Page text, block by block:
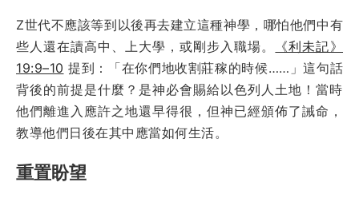
Z世代不應該等到以後再去建立這種神學，哪怕他們中有
些人還在讀高中、上大學，或剛步入職場。
《利未記》
19:9–10 提到：「在你們地收割莊稼的時候……」這句話
背後的前提是什麼？是神必會賜給以色列人土地！當時
他們離進入應許之地還早得很，但神已經頒佈了誡命，
教導他們日後在其中應當如何生活。
重置盼望